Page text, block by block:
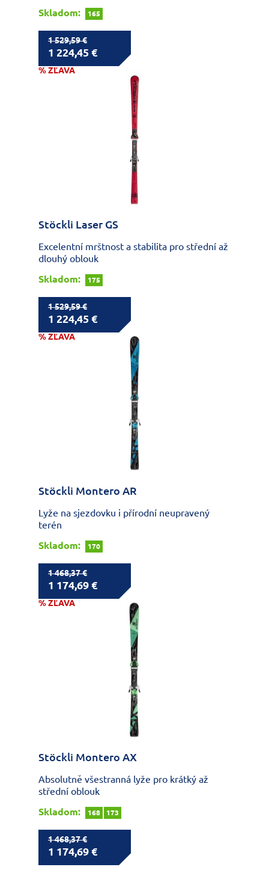
Skladom:
165
1 529,59 €
1 224,45 €
% ZĽAVA
Stöckli Laser GS
Excelentní mrštnost a stabilita pro střední až
dlouhý oblouk
Skladom:
175
1 529,59 €
1 224,45 €
% ZĽAVA
Stöckli Montero AR
Lyže na sjezdovku i přírodní neupravený
terén
Skladom:
170
1 468,37 €
1 174,69 €
% ZĽAVA
Stöckli Montero AX
Absolutně všestranná lyže pro krátký až
střední oblouk
Skladom:
168 173
1 468,37 €
1 174,69 €